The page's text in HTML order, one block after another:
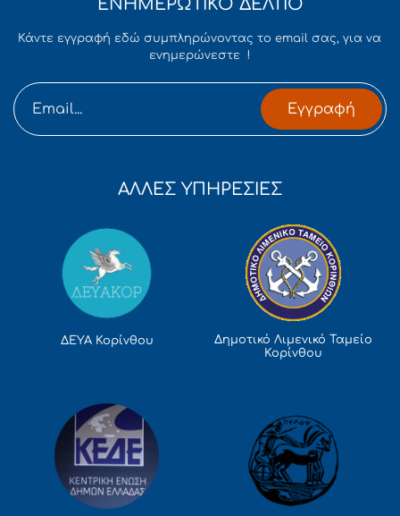
ΕΝΗΜΕΡΩΤΙΚΟ ΔΕΛΤΙΟ
Κάντε εγγραφή εδώ συμπληρώνοντας το email σας, για να
ενημερώνεστε !
Εγγραφή
ΑΛΛΕΣ ΥΠΗΡΕΣΙΕΣ
ΔΕΥΑ Κορίνθου
Δημοτικό Λιμενικό Ταμείο
Κορίνθου